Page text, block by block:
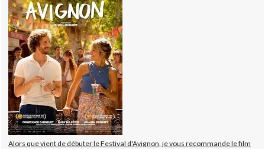
Alors que vient de débuter le Festival d'Avignon, je vous recommande le film